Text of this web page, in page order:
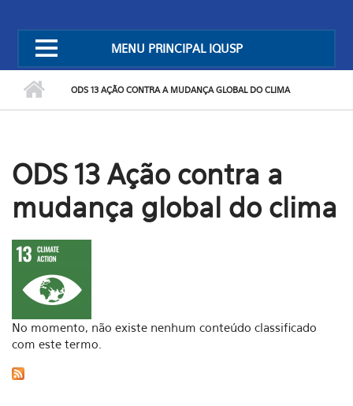
MENU PRINCIPAL IQUSP
ODS 13 AÇÃO CONTRA A MUDANÇA GLOBAL DO CLIMA
ODS 13 Ação contra a
mudança global do clima
No momento, não existe nenhum conteúdo classificado
com este termo.